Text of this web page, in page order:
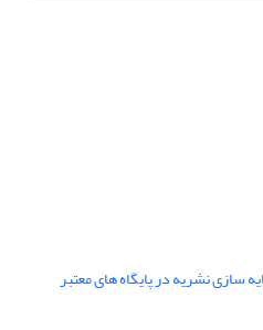
سازی نشریه در پایگاه های معتبر